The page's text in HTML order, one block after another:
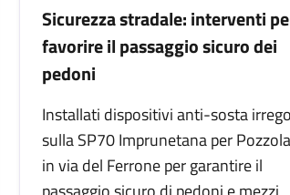
Sicurezza stradale: interventi
favorire il passaggio sicuro dei
pedoni
Installati dispositivi anti-sosta
sulla SP70 Imprunetana per
in via del Ferrone per garantire il